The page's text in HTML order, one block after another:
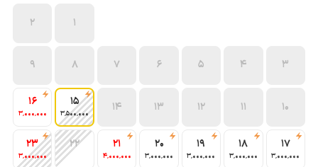
1
2
3
4
5
6
7
8
9
10
11
12
13
14
15
3٬500٬000
16
3٬000٬000
17
3٬000٬000
18
3٬000٬000
19
3٬000٬000
20
3٬000٬000
21
4٬000٬000
22
23
3٬000٬000